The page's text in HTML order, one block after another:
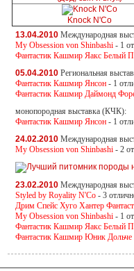
Knock N'Co
13.04.2010 Международная
My Obsession von Shinbashi - 1
Фантастик Кашмир Яакс Белый
05.04.2010 Региональная
Фантастик Кашмир Янсон - 1
Фантастик Кашмир Даймонд
монопородная выставка (КЧК):
Фантастик Кашмир Янсон - 1
24.02.2010 Международная
My Obsession von Shinbashi - 2
23.02.2010 Международная
Styled by Royality N'Co - 3
Дрим Спейс Хуго Хантер
My Obsession von Shinbashi - 1
Фантастик Кашмир Яакс Белый
Фантастик Кашмир Юник Дольче